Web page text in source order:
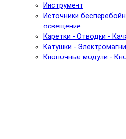
Инструмент
Источники
освещение
Каретки - Отводки -
Катушки -
Кнопочные модули -